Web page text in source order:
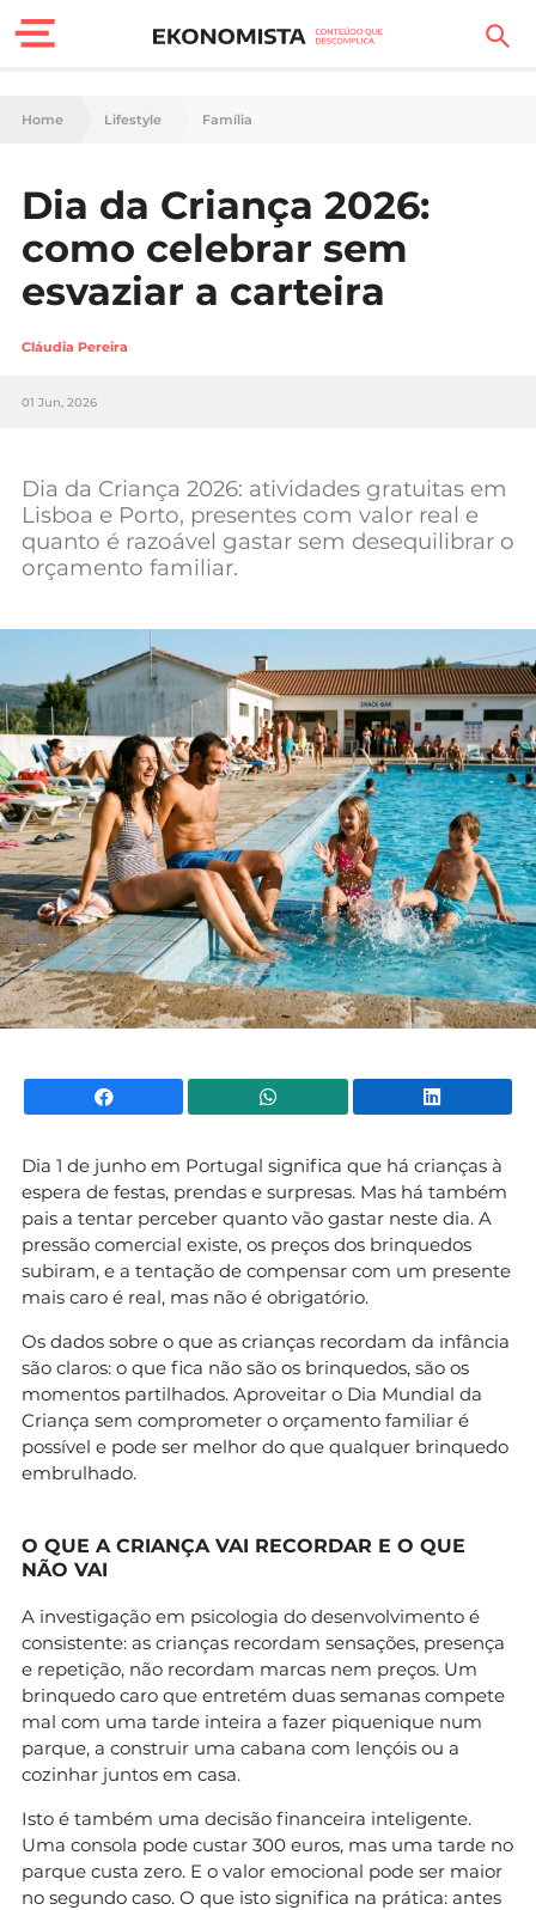
Finanças Pessoais
Carreira
Casa
Lifestyle
Sociedade
Negócios
Mundial 2026
Home Lifestyle Família
Dia da Criança 2026:
como celebrar sem
esvaziar a carteira
Cláudia Pereira
01 Jun, 2026
Dia da Criança 2026: atividades gratuitas em
Lisboa e Porto, presentes com valor real e
quanto é razoável gastar sem desequilibrar o
orçamento familiar.
Facebook WhatsApp
Dia 1 de junho em Portugal significa que há crianças à
espera de festas, prendas e surpresas. Mas há também
pais a tentar perceber quanto vão gastar neste dia. A
pressão comercial existe, os preços dos brinquedos
subiram, e a tentação de compensar com um presente
mais caro é real, mas não é obrigatório.
Os dados sobre o que as crianças recordam da infância
são claros: o que fica não são os brinquedos, são os
momentos partilhados. Aproveitar o Dia Mundial da
Criança sem comprometer o orçamento familiar é
possível e pode ser melhor do que qualquer brinquedo
embrulhado.
O QUE A CRIANÇA VAI RECORDAR E O QUE
NÃO VAI
A investigação em psicologia do desenvolvimento é
consistente: as crianças recordam sensações, presença
e repetição, não recordam marcas nem preços. Um
brinquedo caro que entretém duas semanas compete
mal com uma tarde inteira a fazer piquenique num
parque, a construir uma cabana com lençóis ou a
cozinhar juntos em casa.
Isto é também uma decisão financeira inteligente.
Uma consola pode custar 300 euros, mas uma tarde no
parque custa zero. E o valor emocional pode ser maior
no segundo caso. O que isto significa na prática: antes